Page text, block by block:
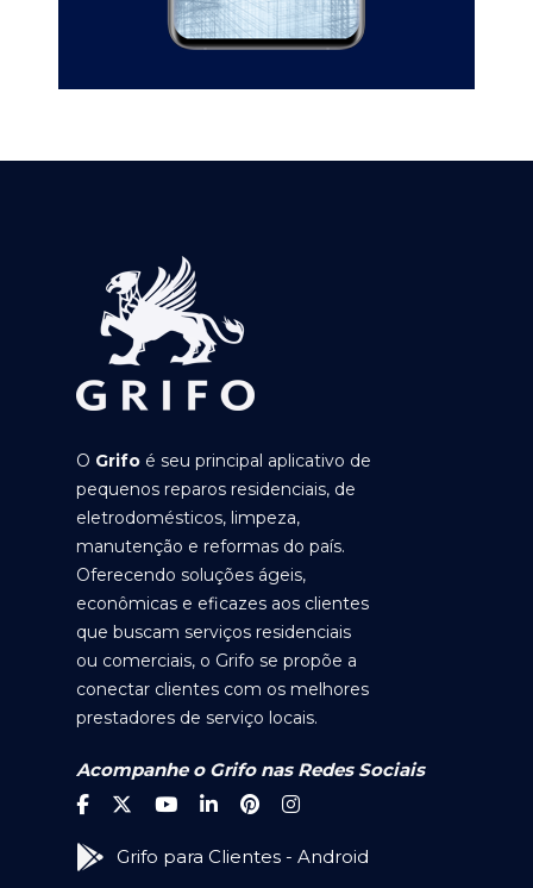
O Grifo é seu principal aplicativo de
pequenos reparos residenciais, de
eletrodomésticos, limpeza,
manutenção e reformas do país.
Oferecendo soluções ágeis,
econômicas e eficazes aos clientes
que buscam serviços residenciais
ou comerciais, o Grifo se propõe a
conectar clientes com os melhores
prestadores de serviço locais.
Acompanhe o Grifo nas Redes Sociais
Grifo para Clientes - Android